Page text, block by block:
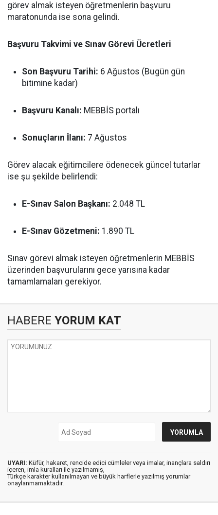
görev almak isteyen öğretmenlerin başvuru
maratonunda ise sona gelindi.
Başvuru Takvimi ve Sınav Görevi Ücretleri
Son Başvuru Tarihi: 6 Ağustos (Bugün gün
bitimine kadar)
Başvuru Kanalı: MEBBİS portalı
Sonuçların İlanı: 7 Ağustos
Görev alacak eğitimcilere ödenecek güncel tutarlar
ise şu şekilde belirlendi:
E-Sınav Salon Başkanı: 2.048 TL
E-Sınav Gözetmeni: 1.890 TL
Sınav görevi almak isteyen öğretmenlerin MEBBİS
üzerinden başvurularını gece yarısına kadar
tamamlamaları gerekiyor.
HABERE YORUM KAT
UYARI: Küfür, hakaret, rencide edici cümleler veya imalar, inançlara saldırı
içeren, imla kuralları ile yazılmamış,
Türkçe karakter kullanılmayan ve büyük harflerle yazılmış yorumlar
onaylanmamaktadır.